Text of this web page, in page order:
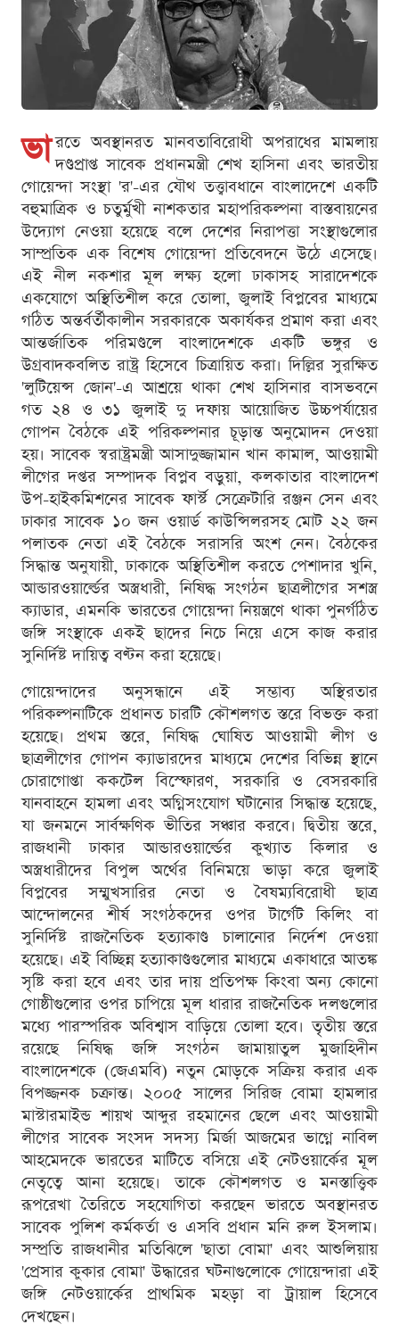
ভা রতে অবস্থানরত মানবতাবিরোধী অপরাধের মামলায়
দণ্ডপ্রাপ্ত সাবেক প্রধানমন্ত্রী শেখ হাসিনা এবং ভারতীয়
গোয়েন্দা সংস্থা 'র'-এর যৌথ তত্ত্বাবধানে বাংলাদেশে একটি
বহুমাত্রিক ও চতুর্মুখী নাশকতার মহাপরিকল্পনা বাস্তবায়নের
উদ্যোগ নেওয়া হয়েছে বলে দেশের নিরাপত্তা সংস্থাগুলোর
সাম্প্রতিক এক বিশেষ গোয়েন্দা প্রতিবেদনে উঠে এসেছে।
এই নীল নকশার মূল লক্ষ্য হলো ঢাকাসহ সারাদেশকে
একযোগে অস্থিতিশীল করে তোলা, জুলাই বিপ্লবের মাধ্যমে
গঠিত অন্তর্বর্তীকালীন সরকারকে অকার্যকর প্রমাণ করা এবং
আন্তর্জাতিক পরিমণ্ডলে বাংলাদেশকে একটি ভঙ্গুর ও
উগ্রবাদকবলিত রাষ্ট্র হিসেবে চিত্রায়িত করা। দিল্লির সুরক্ষিত
'লুটিয়েন্স জোন'-এ আশ্রয়ে থাকা শেখ হাসিনার বাসভবনে
গত ২৪ ও ৩১ জুলাই দু দফায় আয়োজিত উচ্চপর্যায়ের
গোপন বৈঠকে এই পরিকল্পনার চূড়ান্ত অনুমোদন দেওয়া
হয়। সাবেক স্বরাষ্ট্রমন্ত্রী আসাদুজ্জামান খান কামাল, আওয়ামী
লীগের দপ্তর সম্পাদক বিপ্লব বড়ুয়া, কলকাতার বাংলাদেশ
উপ-হাইকমিশনের সাবেক ফার্স্ট সেক্রেটারি রঞ্জন সেন এবং
ঢাকার সাবেক ১০ জন ওয়ার্ড কাউন্সিলরসহ মোট ২২ জন
পলাতক নেতা এই বৈঠকে সরাসরি অংশ নেন। বৈঠকের
সিদ্ধান্ত অনুযায়ী, ঢাকাকে অস্থিতিশীল করতে পেশাদার খুনি,
আন্ডারওয়ার্ল্ডের অস্ত্রধারী, নিষিদ্ধ সংগঠন ছাত্রলীগের সশস্ত্র
ক্যাডার, এমনকি ভারতের গোয়েন্দা নিয়ন্ত্রণে থাকা পুনর্গঠিত
জঙ্গি সংস্থাকে একই ছাদের নিচে নিয়ে এসে কাজ করার
সুনির্দিষ্ট দায়িত্ব বণ্টন করা হয়েছে।
গোয়েন্দাদের অনুসন্ধানে এই সম্ভাব্য অস্থিরতার
পরিকল্পনাটিকে প্রধানত চারটি কৌশলগত স্তরে বিভক্ত করা
হয়েছে। প্রথম স্তরে, নিষিদ্ধ ঘোষিত আওয়ামী লীগ ও
ছাত্রলীগের গোপন ক্যাডারদের মাধ্যমে দেশের বিভিন্ন স্থানে
চোরাগোপ্তা ককটেল বিস্ফোরণ, সরকারি ও বেসরকারি
যানবাহনে হামলা এবং অগ্নিসংযোগ ঘটানোর সিদ্ধান্ত হয়েছে,
যা জনমনে সার্বক্ষণিক ভীতির সঞ্চার করবে। দ্বিতীয় স্তরে,
রাজধানী ঢাকার আন্ডারওয়ার্ল্ডের কুখ্যাত কিলার ও
অস্ত্রধারীদের বিপুল অর্থের বিনিময়ে ভাড়া করে জুলাই
বিপ্লবের সম্মুখসারির নেতা ও বৈষম্যবিরোধী ছাত্র
আন্দোলনের শীর্ষ সংগঠকদের ওপর টার্গেট কিলিং বা
সুনির্দিষ্ট রাজনৈতিক হত্যাকাণ্ড চালানোর নির্দেশ দেওয়া
হয়েছে। এই বিচ্ছিন্ন হত্যাকাণ্ডগুলোর মাধ্যমে একাধারে আতঙ্ক
সৃষ্টি করা হবে এবং তার দায় প্রতিপক্ষ কিংবা অন্য কোনো
গোষ্ঠীগুলোর ওপর চাপিয়ে মূল ধারার রাজনৈতিক দলগুলোর
মধ্যে পারস্পরিক অবিশ্বাস বাড়িয়ে তোলা হবে। তৃতীয় স্তরে
রয়েছে নিষিদ্ধ জঙ্গি সংগঠন জামায়াতুল মুজাহিদীন
বাংলাদেশকে (জেএমবি) নতুন মোড়কে সক্রিয় করার এক
বিপজ্জনক চক্রান্ত। ২০০৫ সালের সিরিজ বোমা হামলার
মাস্টারমাইন্ড শায়খ আব্দুর রহমানের ছেলে এবং আওয়ামী
লীগের সাবেক সংসদ সদস্য মির্জা আজমের ভাগ্নে নাবিল
আহমেদকে ভারতের মাটিতে বসিয়ে এই নেটওয়ার্কের মূল
নেতৃত্বে আনা হয়েছে। তাকে কৌশলগত ও মনস্তাত্ত্বিক
রূপরেখা তৈরিতে সহযোগিতা করছেন ভারতে অবস্থানরত
সাবেক পুলিশ কর্মকর্তা ও এসবি প্রধান মনি রুল ইসলাম।
সম্প্রতি রাজধানীর মতিঝিলে 'ছাতা বোমা' এবং আশুলিয়ায়
'প্রেসার কুকার বোমা' উদ্ধারের ঘটনাগুলোকে গোয়েন্দারা এই
জঙ্গি নেটওয়ার্কের প্রাথমিক মহড়া বা ট্রায়াল হিসেবে
দেখছেন।